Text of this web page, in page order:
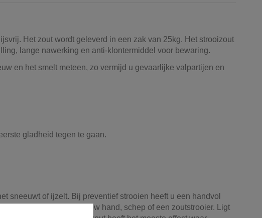
Het zout wordt geleverd in een zak van 25kg. Het strooizout
lange nawerking en anti-klontermiddel voor bewaring.
en het smelt meteen, zo vermijd u gevaarlijke valpartijen en
gladheid tegen te gaan.
sneeuwt of ijzelt. Bij preventief strooien heeft u een handvol
verspreiden met uw hand, schep of een zoutstrooier. Ligt